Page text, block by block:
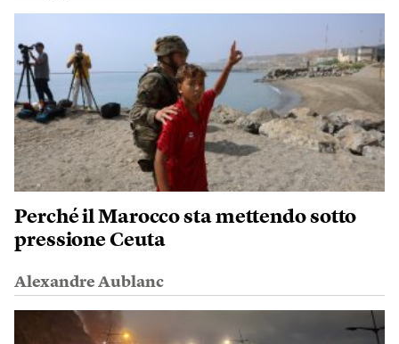
Perché il Marocco sta mettendo sotto
pressione Ceuta
Alexandre Aublanc